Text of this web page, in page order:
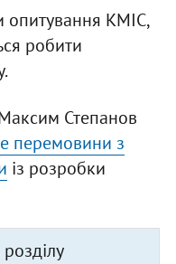
опитування КМІС,
робити
Степанов
перемовини з
із розробки